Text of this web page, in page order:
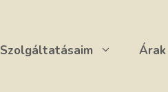
Szolgáltatásaim Árak